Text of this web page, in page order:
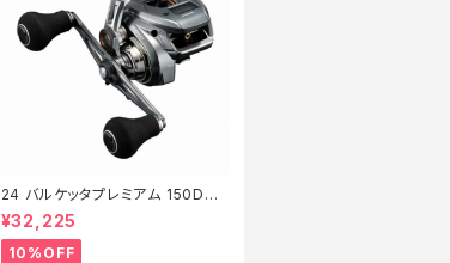
24 バルケッタプレミアム 150DHX
G【継続セール_リール】【10】
¥32,225
10%OFF